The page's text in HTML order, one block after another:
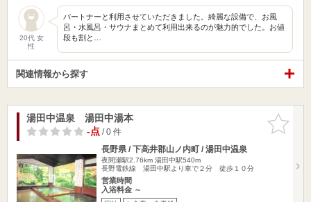
20代 女
性
パートナーと利用させていただきました。綺麗な設備で、お風
呂・水風呂・サウナまとめて利用出来るのが魅力的でした。お値
段も割と…
関連情報から探す
お気に入
りに追加
湯田中温泉 湯田中湯本
-点/ 0 件
長野県 / 下高井郡山ノ内町 / 湯田中温泉
夜間瀬駅2.76km 湯田中駅540m
長野電鉄線 湯田中駅より車で２分 徒歩１０分
営業時間
入浴料金 ～